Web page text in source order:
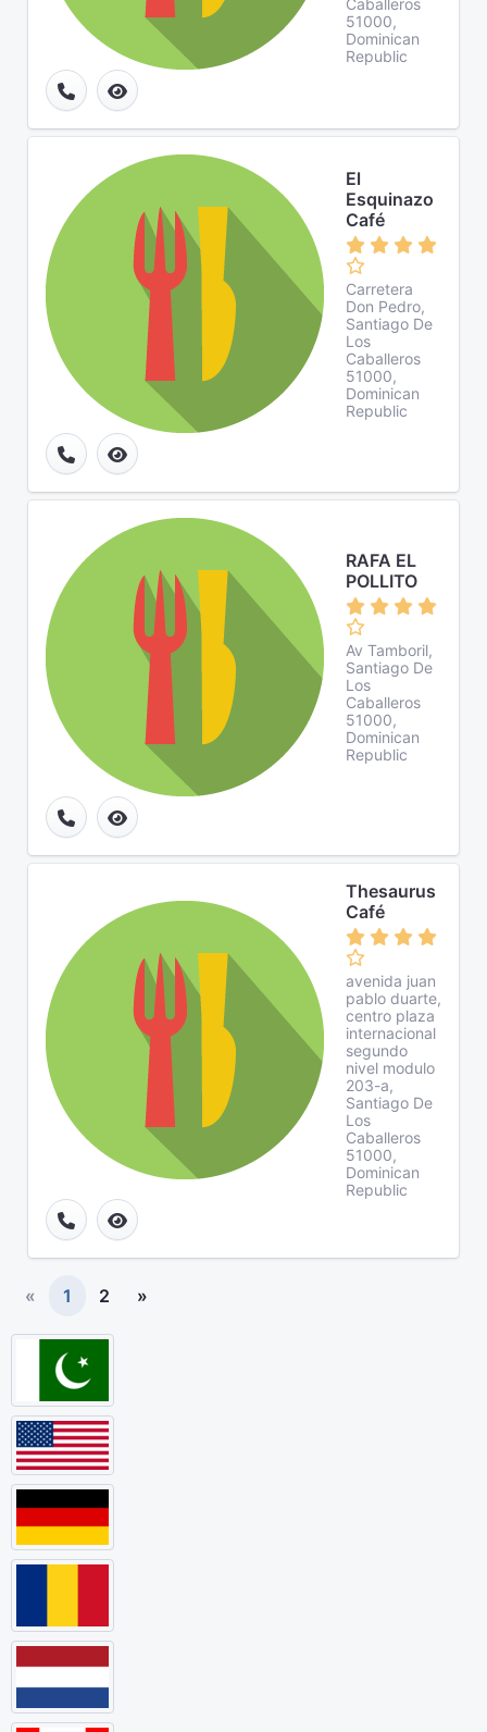
51000,
Dominican
Republic
El
Esquinazo
Café
Carretera
Don Pedro,
Santiago De
Los
Caballeros
51000,
Dominican
Republic
RAFA EL
POLLITO
Av Tamboril,
Santiago De
Los
Caballeros
51000,
Dominican
Republic
Thesaurus
Café
avenida juan
pablo duarte,
centro plaza
internacional
segundo
nivel modulo
203-a,
Santiago De
Los
Caballeros
51000,
Dominican
Republic
« 1 2 »